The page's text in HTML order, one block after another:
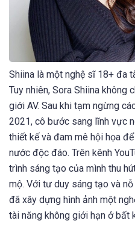
Shiina là một nghệ sĩ 18+ đa
Tuy nhiên, Sora Shiina không
giới AV. Sau khi tạm ngừng
2021, cô bước sang lĩnh vực
thiết kế và đam mê hội họa
nước độc đáo. Trên kênh
trình sáng tạo của mình thu
mộ. Với tư duy sáng tạo và
đã xây dựng hình ảnh một
tài năng không giới hạn ở bất